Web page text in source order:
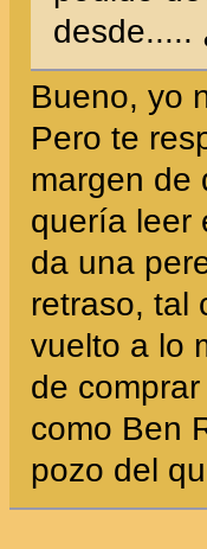
desde.....
Bueno, yo
Pero te
margen de
quería leer
da una
retraso, tal
vuelto a lo
de
como Ben
pozo del